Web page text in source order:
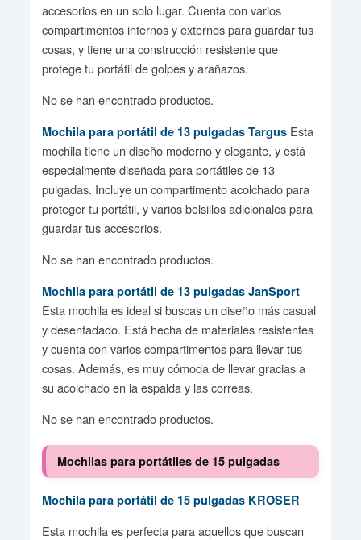
accesorios en un solo lugar. Cuenta con varios
compartimentos internos y externos para guardar tus
cosas, y tiene una construcción resistente que
protege tu portátil de golpes y arañazos.
No se han encontrado productos.
Mochila para portátil de 13 pulgadas Targus Esta
mochila tiene un diseño moderno y elegante, y está
especialmente diseñada para portátiles de 13
pulgadas. Incluye un compartimento acolchado para
proteger tu portátil, y varios bolsillos adicionales para
guardar tus accesorios.
No se han encontrado productos.
Mochila para portátil de 13 pulgadas JanSport
Esta mochila es ideal si buscas un diseño más casual
y desenfadado. Está hecha de materiales resistentes
y cuenta con varios compartimentos para llevar tus
cosas. Además, es muy cómoda de llevar gracias a
su acolchado en la espalda y las correas.
No se han encontrado productos.
Mochilas para portátiles de 15 pulgadas
Mochila para portátil de 15 pulgadas KROSER
Esta mochila es perfecta para aquellos que buscan